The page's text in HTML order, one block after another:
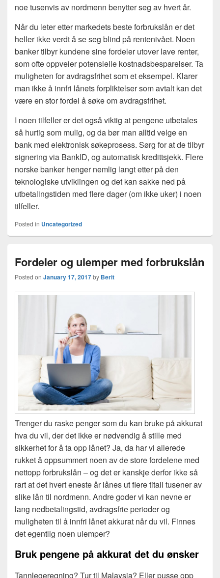
noe tusenvis av nordmenn benytter seg av hvert år.
Når du leter etter markedets beste forbrukslån er det
heller ikke verdt å se seg blind på rentenivået. Noen
banker tilbyr kundene sine fordeler utover lave renter,
som ofte oppveier potensielle kostnadsbesparelser. Ta
muligheten for avdragsfrihet som et eksempel. Klarer
man ikke å innfri lånets forpliktelser som avtalt kan det
være en stor fordel å søke om avdragsfrihet.
I noen tilfeller er det også viktig at pengene utbetales
så hurtig som mulig, og da bør man alltid velge en
bank med elektronisk søkeprosess. Sørg for at de tilbyr
signering via BankID, og automatisk kredittsjekk. Flere
norske banker henger nemlig langt etter på den
teknologiske utviklingen og det kan sakke ned på
utbetalingstiden med flere dager (om ikke uker) i noen
tilfeller.
Posted in Uncategorized
Fordeler og ulemper med forbrukslån
Posted on January 17, 2017by Berit
Trenger du raske penger som du kan bruke på akkurat
hva du vil, der det ikke er nødvendig å stille med
sikkerhet for å ta opp lånet? Ja, da har vi allerede
rukket å oppsummert noen av de store fordelene med
nettopp forbrukslån – og det er kanskje derfor ikke så
rart at det hvert eneste år lånes ut flere titall tusener av
slike lån til nordmenn. Andre goder vi kan nevne er
lang nedbetalingstid, avdragsfrie perioder og
muligheten til å innfri lånet akkurat når du vil. Finnes
det egentlig noen ulemper?
Bruk pengene på akkurat det du ønsker
Tannlegeregning? Tur til Malaysia? Eller pusse opp